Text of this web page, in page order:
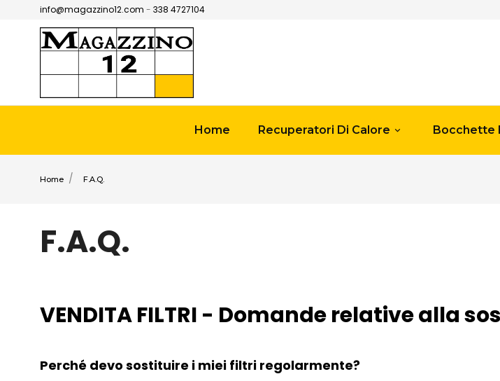
info@magazzino12.com - 338 4727104
Home 
Recuperatori Di Calore Bocchette
Home F.A.Q.
F.A.Q.
VENDITA FILTRI - Domande relative alla
Perché devo sostituire i miei filtri regolarmente?